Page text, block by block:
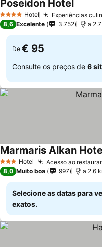
4 EstrelasHotel Experiências
Poseidon Hotel
8,6 Excelente 3.752 a
De € 95
Consulte os preços de 6
3 EstrelasHotel Acesso ao
Marmaris Alkan
8,0 Muito boa 997 a 2.6
Selecione as datas para
exatos.